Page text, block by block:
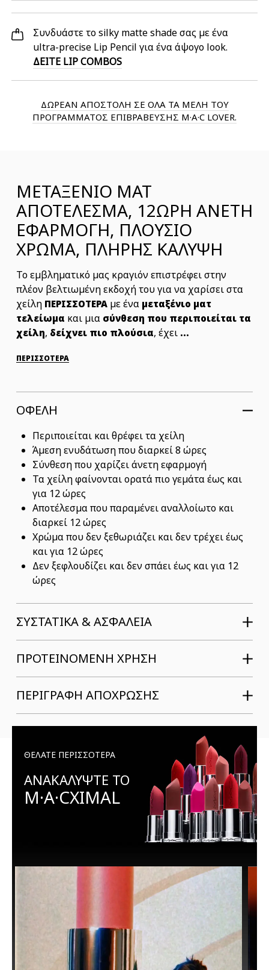
Συνδυάστε το silky matte shade σας με ένα
ΔΕΙΤΕ LIP COMBOS
ΔΩΡΕΑΝ ΑΠΟΣΤΟΛΗ ΣΕ ΟΛΑ ΤΑ ΜΕΛΗ ΤΟΥ
ΠΡΟΓΡΑΜΜΑΤΟΣ ΕΠΙΒΡΑΒΕΥΣΗΣ M·A·C LOVER.
ΜΕΤΑΞΕΝΙΟ ΜΑΤ
ΑΠΟΤΕΛΕΣΜΑ, 12ΩΡΗ ΑΝΕΤΗ
ΕΦΑΡΜΟΓΗ, ΠΛΟΥΣΙΟ
ΧΡΩΜΑ, ΠΛΗΡΗΣ ΚΑΛΥΨΗ
Το εμβληματικό μας κραγιόν επιστρέφει στην
πλέον βελτιωμένη εκδοχή του για να χαρίσει στα
χείλη ΠΕΡΙΣΣΟΤΕΡΑ με ένα μεταξένιο ματ
τελείωμα και μια σύνθεση που περιποιείται τα
χείλη, δείχνει πιο πλούσια, έχει ...
ΠΕΡΙΣΣΟΤΕΡΑ
ΟΦΕΛΗ
Περιποιείται και θρέφει τα χείλη
Άμεση ενυδάτωση που διαρκεί 8 ώρες
Σύνθεση που χαρίζει άνετη εφαρμογή
Τα χείλη φαίνονται ορατά πιο γεμάτα έως και
για 12 ώρες
Αποτέλεσμα που παραμένει αναλλοίωτο και
διαρκεί 12 ώρες
Χρώμα που δεν ξεθωριάζει και δεν τρέχει έως
και για 12 ώρες
Δεν ξεφλουδίζει και δεν σπάει έως και για 12
ώρες
ΣΥΣΤΑΤΙΚΆ & ΑΣΦΆΛΕΙΑ
ΠΡΟΤΕΙΝΟΜΕΝΗ ΧΡΗΣΗ
ΠΕΡΙΓΡΑΦΗ ΑΠΟΧΡΩΣΗΣ
ΘΕΛΑΤΕ ΠΕΡΙΣΣΟΤΕΡΑ
ΑΝΑΚΑΛΥΨΤΕ ΤΟ
M·A·CXIMAL